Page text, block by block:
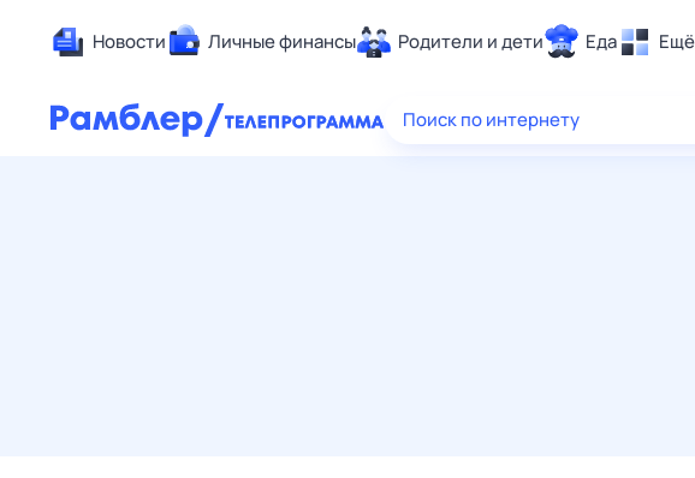
Новости Личные финансы Родители и дети Еда Ещё
Здоровье
Поиск по интернету